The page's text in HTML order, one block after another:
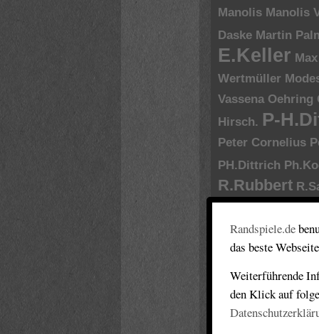
Manolis Manolis
Daske Martin
E.Keller
Wertmüller
Vassena Oehring
Hirsch. P-
Peter Cornelius
PH.Dittrich
R.Rubbert
Borowski Rayeva
Robert
S.Friedl S.Hayden
Sadikova Samir
Seb.E.Winkler
Randspiele.de
das beste
Weiterführende
den Klick auf